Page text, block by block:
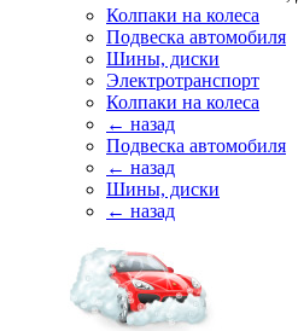
Колпаки на колеса
Подвеска автомобиля
Шины, диски
Электротранспорт
Колпаки на колеса
← назад
Подвеска автомобиля
← назад
Шины, диски
← назад